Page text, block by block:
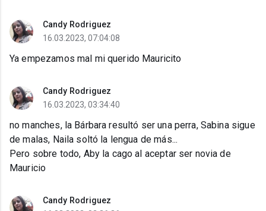
Candy Rodriguez
16.03.2023, 07:04:08
Ya empezamos mal mi querido Mauricito
Candy Rodriguez
16.03.2023, 03:34:40
no manches, la Bárbara resultó ser una perra, Sabina sigue
de malas, Naila soltó la lengua de más...
Pero sobre todo, Aby la cago al aceptar ser novia de
Mauricio
Candy Rodriguez